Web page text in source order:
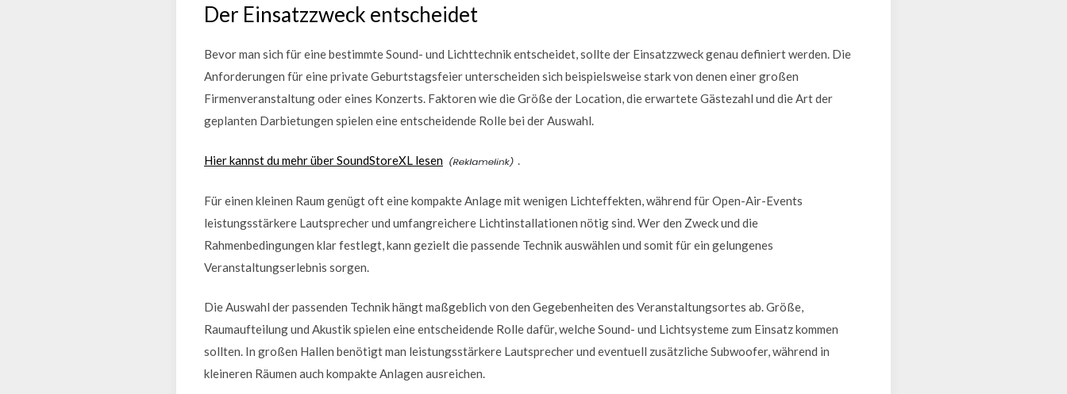
Der Einsatzzweck entscheidet
Bevor man sich für eine bestimmte Sound- und Lichttechnik entscheidet, sollte der Einsatzzweck genau definiert werden. Die
Anforderungen für eine private Geburtstagsfeier unterscheiden sich beispielsweise stark von denen einer großen
Firmenveranstaltung oder eines Konzerts. Faktoren wie die Größe der Location, die erwartete Gästezahl und die Art der
geplanten Darbietungen spielen eine entscheidende Rolle bei der Auswahl.
Hier kannst du mehr über SoundStoreXL lesen .
Für einen kleinen Raum genügt oft eine kompakte Anlage mit wenigen Lichteffekten, während für Open-Air-Events
leistungsstärkere Lautsprecher und umfangreichere Lichtinstallationen nötig sind. Wer den Zweck und die
Rahmenbedingungen klar festlegt, kann gezielt die passende Technik auswählen und somit für ein gelungenes
Veranstaltungserlebnis sorgen.
Die Auswahl der passenden Technik hängt maßgeblich von den Gegebenheiten des Veranstaltungsortes ab. Größe,
Raumaufteilung und Akustik spielen eine entscheidende Rolle dafür, welche Sound- und Lichtsysteme zum Einsatz kommen
sollten. In großen Hallen benötigt man leistungsstärkere Lautsprecher und eventuell zusätzliche Subwoofer, während in
kleineren Räumen auch kompakte Anlagen ausreichen.